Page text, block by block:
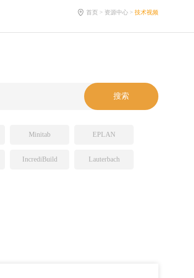
首页 > 资源中心 > 技术视频
Minitab EPLAN
IncrediBuild Lauterbach